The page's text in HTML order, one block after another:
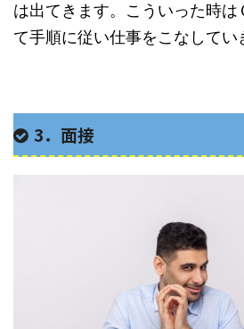
は出てきます。こういった時は
て手順に従い仕事をこなしてい
3．面接